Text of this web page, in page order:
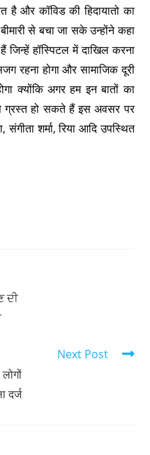
और कॉविड की हिदायातो का
से बचा जा सके उन्होंने कहा
हॉस्पिटल में दाखिल करना
रहना होगा और सामाजिक दूरी
क्योंकि अगर हम इन बातों का
ग्रस्त हो सकते हैं इस अवसर पर
संगीता शर्मा, रिया आदि उपस्थित
ਦੀ
Next Post
दर्ज